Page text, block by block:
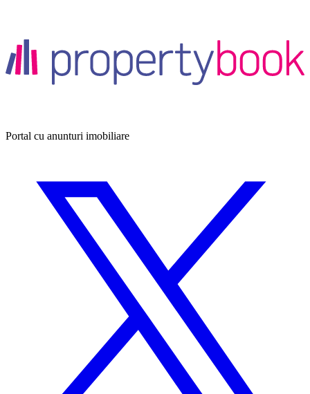
Portal cu anunturi imobiliare